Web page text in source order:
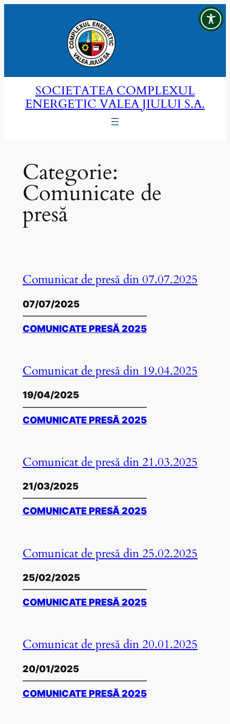
SOCIETATEA COMPLEXUL
ENERGETIC VALEA JIULUI S.A.
Categorie:
Comunicate de
presă
Comunicat de presă din 07.07.2025
07/07/2025
COMUNICATE PRESĂ 2025
Comunicat de presă din 19.04.2025
19/04/2025
COMUNICATE PRESĂ 2025
Comunicat de presă din 21.03.2025
21/03/2025
COMUNICATE PRESĂ 2025
Comunicat de presă din 25.02.2025
25/02/2025
COMUNICATE PRESĂ 2025
Comunicat de presă din 20.01.2025
20/01/2025
COMUNICATE PRESĂ 2025